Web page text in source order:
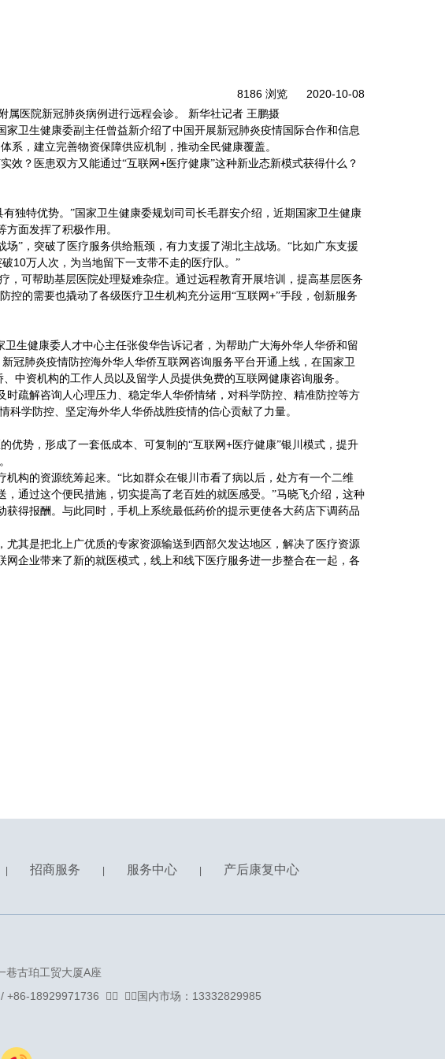
8186 浏览
2020-10-08
属医院新冠肺炎病例进行远程会诊。 新华社记者 王鹏摄
卫生健康委副主任曾益新介绍了中国开展新冠肺炎疫情国际合作和信息
系，建立完善物资保障供应机制，推动全民健康覆盖。
效？医患双方又能通过“互联网 + 医疗健康”这种新业态新模式获得什么？
独特优势。”国家卫生健康委规划司司长毛群安介绍，近期国家卫生健康
方面发挥了积极作用。
”，突破了医疗服务供给瓶颈，有力支援了湖北主战场。“比如广东支援
10万人次，为当地留下一支带不走的医疗队。”
，可帮助基层医院处理疑难杂症。通过远程教育开展培训，提高基层医务
控的需要也撬动了各级医疗卫生机构充分运用“互联网 +”手段，创新服务
生健康委人才中心主任张俊华告诉记者，为帮助广大海外华人华侨和留
新冠肺炎疫情防控海外华人华侨互联网咨询服务平台开通上线，在国家卫
中资机构的工作人员以及留学人员提供免费的互联网健康咨询服务。
疏解咨询人心理压力、稳定华人华侨情绪，对科学防控、精准防控等方
科学防控、坚定海外华人华侨战胜疫情的信心贡献了力量。
优势，形成了一套低成本、可复制的“互联网 + 医疗健康”银川模式，提升
构的资源统筹起来。“比如群众在银川市看了病以后，处方有一个二维
通过这个便民措施，切实提高了老百姓的就医感受。”马晓飞介绍，这种
得报酬。与此同时，手机上系统最低药价的提示更使各大药店下调药品
其是把北上广优质的专家资源输送到西部欠发达地区，解决了医疗资源
企业带来了新的就医模式，线上和线下医疗服务进一步整合在一起，各
招商服务 服务中心 产后康复中心
巷古珀工贸大厦A座
+86-18929971736 ᅟᅠ ᅟᅠ国内市场：13332829985